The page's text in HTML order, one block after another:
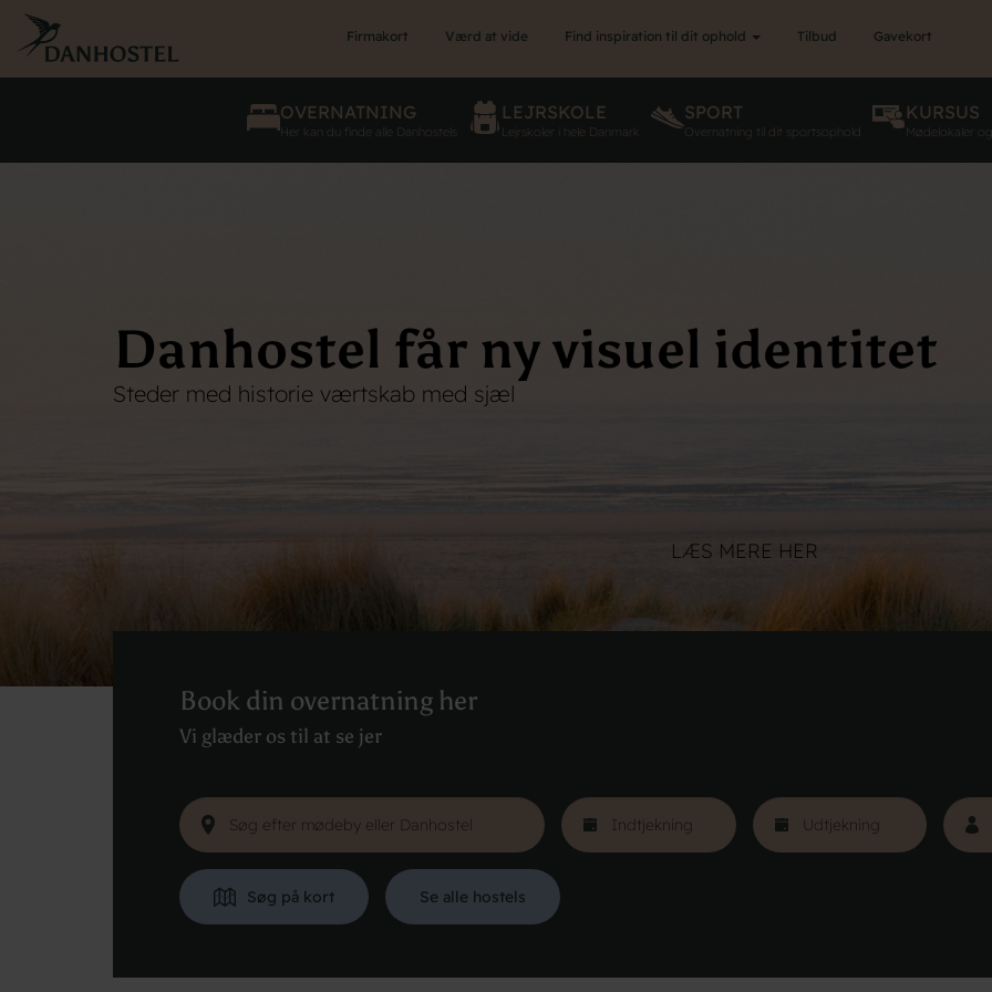
main
content
Firmakort Værd at vide Find inspiration til dit ophold Tilbud Gavekort
OVERNATNING
Her kan du finde alle Danhostels
LEJRSKOLE
Lejrskoler i hele Danmark
SPORT
Overnatning til dit sportsophold
KURSUS
Mødelokaler
Danhostel får ny visuel identitet
Steder med historie værtskab med sjæl
LÆS MERE HER
Book din overnatning her
Vi glæder os til at se jer
Søg på kort Se alle hostels